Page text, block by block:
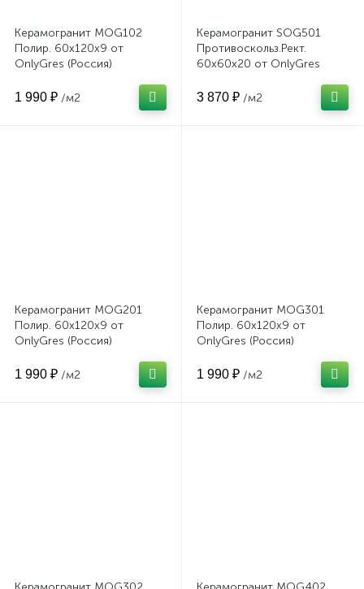
Керамогранит MOG102
Полир. 60x120x9 от
OnlyGres (Россия)
1 990 ₽ /м2
Керамогранит SOG501
Противоскольз.Рект.
60x60x20 от OnlyGres
3 870 ₽ /м2
Керамогранит MOG201
Полир. 60x120x9 от
OnlyGres (Россия)
1 990 ₽ /м2
Керамогранит MOG301
Полир. 60x120x9 от
OnlyGres (Россия)
1 990 ₽ /м2